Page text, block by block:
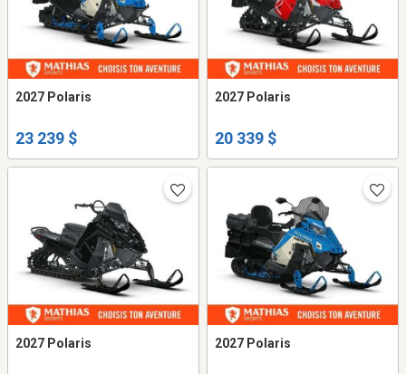
2027 Polaris
23 239 $
2027 Polaris
20 339 $
2027 Polaris 2027 Polaris